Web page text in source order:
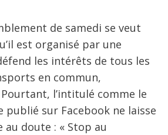
de samedi se veut
est organisé par une
les intérêts de tous les
en commun,
Pourtant, l’intitulé comme le
publié sur Facebook ne laisse
au doute : « Stop au